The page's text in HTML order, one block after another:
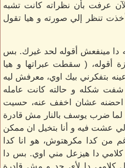
عرفت بأن نظراته كانت تشبه
تنظر إلي صورته و هيا تقول
دا مينفعش أقوله لحد غيرك. بس
أقوله، ( سقطت عبراتها و هيا
بتفكرني بيك اوي، معرفش ليه
شكله و حالته كانت عامله
احضنه عشان اخفف عنه، حسيت
ضرب يوسف بالنار مش قادرة
عشت فيه و أنا بتخيل ان ممكن
من كدا مكرهتوش، هو انا كدا
دا هيزعل مني اوي. بس دا